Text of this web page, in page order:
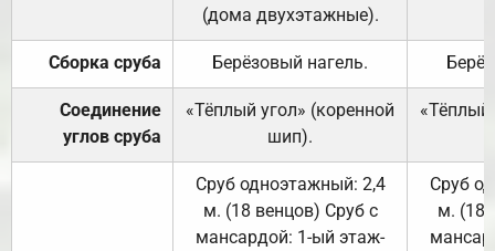
(дома двухэтажные).
Сборка сруба Берёзовый нагель.
Соединение
углов сруба
«Тёплый угол» (коренной
шип).
«Тёплый
Сруб одноэтажный: 2,4
м. (18 венцов) Сруб с
мансардой: 1-ый этаж-
Сруб
м. (18